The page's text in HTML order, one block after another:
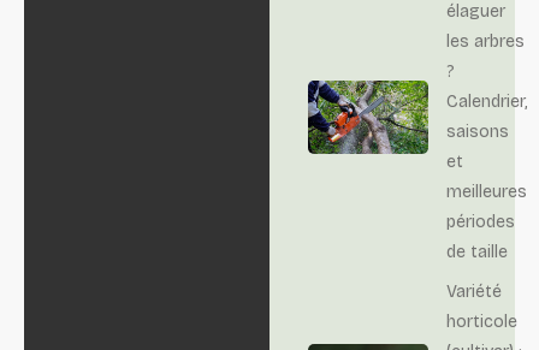
élaguer
les arbres
?
Calendrier,
saisons
et
meilleures
périodes
de taille
Variété
horticole